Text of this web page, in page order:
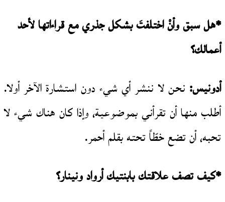
*هل سبق وأنْ اختلفتَ بشكل جذري مع قراءاتها لأحد
أعمالك؟
أدونيس: نحن لا ننشر أي شيء دون استشارة الآخر أولا.
أطلب منها أن تقرأني بموضوعية، وإذا كان هناك شيء لا
تحبه، أن تضع خطّاً تحته بقلم أحمر.
*كيف تصف علاقتك بابنتيك أرواد ونينار؟